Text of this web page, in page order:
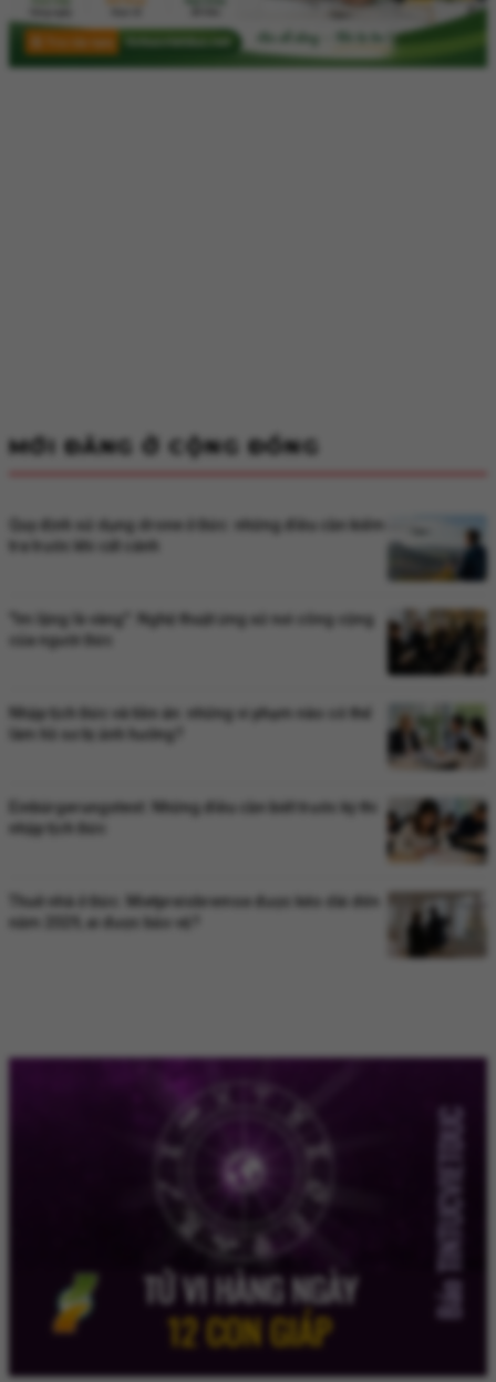
MỚI ĐĂNG Ở CỘNG ĐỒNG
Quy định sử dụng drone ở Đức: những điều cần kiểm
tra trước khi cất cánh
"Im lặng là vàng": Nghệ thuật ứng xử nơi công cộng
của người Đức
Nhập tịch Đức và tiền án: những vi phạm nào có thể
làm hồ sơ bị ảnh hưởng?
Einbürgerungstest: Những điều cần biết trước kỳ thi
nhập tịch Đức
Thuê nhà ở Đức: Mietpreisbremse được kéo dài đến
năm 2029, ai được bảo vệ?